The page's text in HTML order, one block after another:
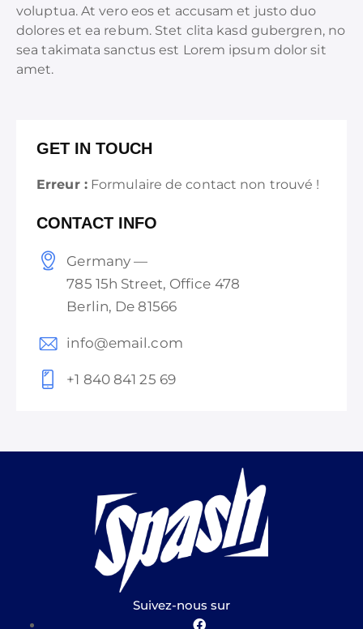
voluptua. At vero eos et accusam et justo duo
dolores et ea rebum. Stet clita kasd gubergren, no
sea takimata sanctus est Lorem ipsum dolor sit
amet.
GET IN TOUCH
Erreur :Formulaire de contact non trouvé !
CONTACT INFO
Germany —
785 15h Street, Office 478
Berlin, De 81566
info@email.com
+1 840 841 25 69
Suivez-nous sur